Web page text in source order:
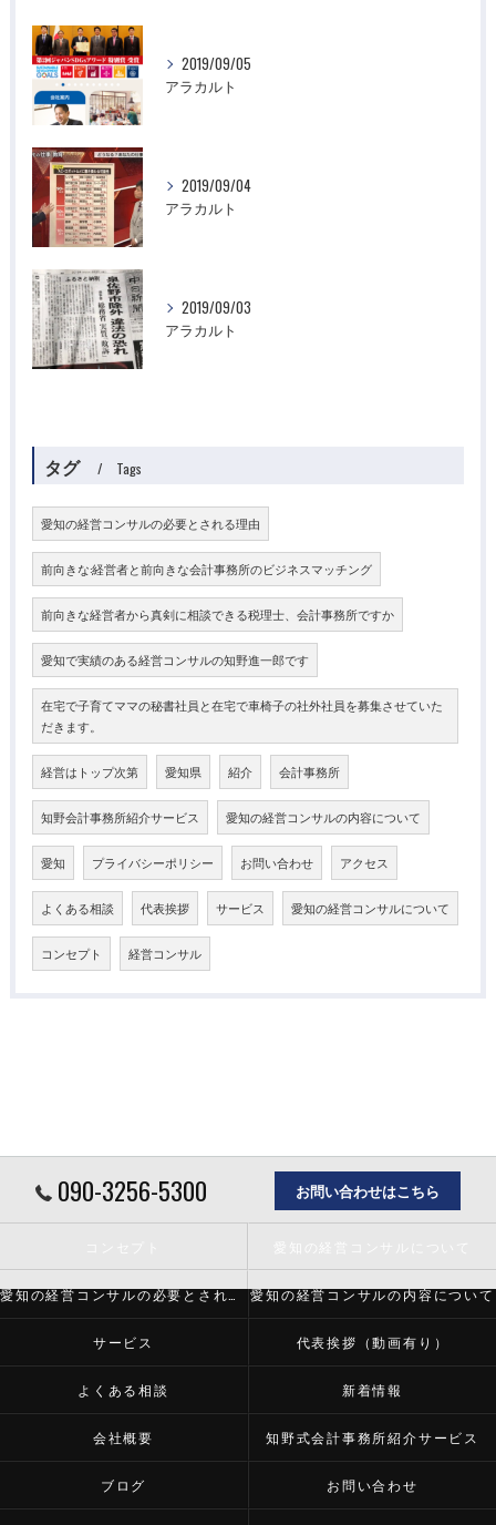
2019/09/05
アラカルト
2019/09/04
アラカルト
2019/09/03
アラカルト
タグ Tags
愛知の経営コンサルの必要とされる理由
前向きな:経営者と前向きな会計事務所のビジネスマッチング
前向きな経営者から真剣に相談できる税理士、会計事務所ですか
愛知で実績のある経営コンサルの知野進一郎です
在宅で子育てママの秘書社員と在宅で車椅子の社外社員を募集させていた
だきます。
経営はトップ次第 愛知県 紹介 会計事務所
知野会計事務所紹介サービス 愛知の経営コンサルの内容について
愛知 プライバシーポリシー お問い合わせ アクセス
よくある相談 代表挨拶 サービス 愛知の経営コンサルについて
コンセプト 経営コンサル
090-3256-5300 お問い合わせはこちら
愛知の経営コンサルの必要とされる理由 愛知の経営コンサルの内容について
サービス 代表挨拶（動画有り）
よくある相談 新着情報
会社概要 知野式会計事務所紹介サービス
ブログ お問い合わせ